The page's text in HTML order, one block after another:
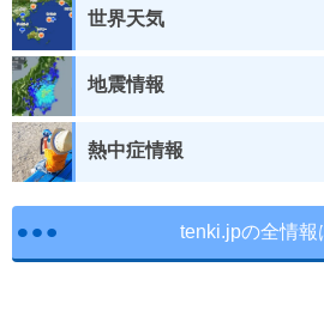
世界天気
地震情報
熱中症情報
tenki.jpの全情報